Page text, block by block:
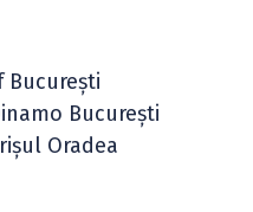
București
București
Oradea